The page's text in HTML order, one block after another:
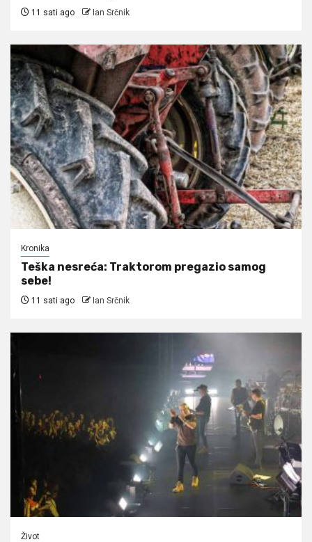
11 sati ago Ian Srčnik
Kronika
Teška nesreća: Traktorom pregazio samog
sebe!
11 sati ago Ian Srčnik
Život